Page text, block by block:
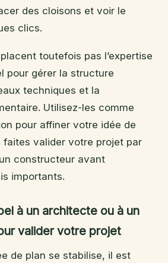
des cloisons et voir le
clics.
toutefois pas l’expertise
pour gérer la structure
techniques et la
Utilisez-les comme
pour affiner votre idée de
faites valider votre projet par
constructeur avant
importants.
à un architecte ou à un
valider votre projet
de plan se stabilise, il est